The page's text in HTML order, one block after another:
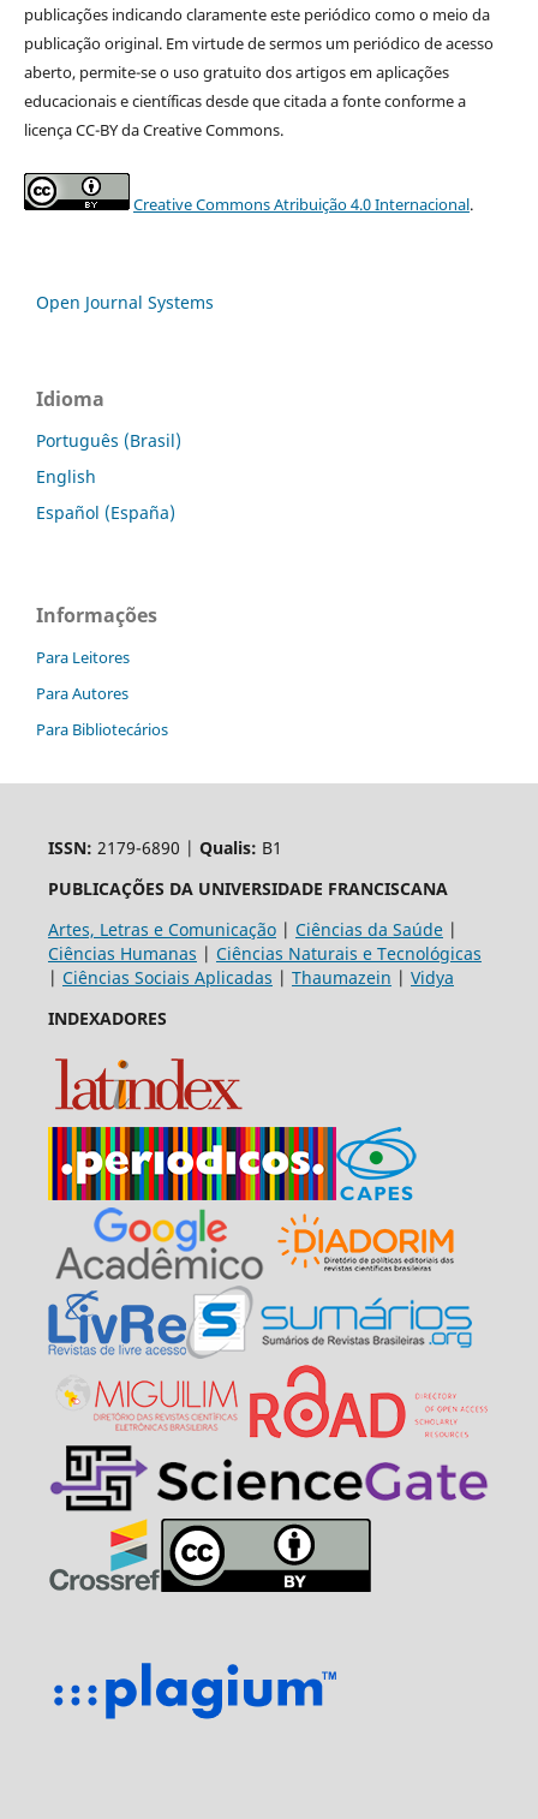
publicações indicando claramente este periódico como o meio da
publicação original. Em virtude de sermos um periódico de acesso
aberto, permite-se o uso gratuito dos artigos em aplicações
educacionais e científicas desde que citada a fonte conforme a
licença CC-BY da Creative Commons.
Creative Commons Atribuição 4.0 Internacional.
Open Journal Systems
Idioma
Português (Brasil)
English
Español (España)
Informações
Para Leitores
Para Autores
Para Bibliotecários
ISSN: 2179-6890 | Qualis: B1
PUBLICAÇÕES DA UNIVERSIDADE FRANCISCANA
Artes, Letras e Comunicação| Ciências da Saúde|
Ciências Humanas | Ciências Naturais e Tecnológicas
| Ciências Sociais Aplicadas | Thaumazein | Vidya
INDEXADORES